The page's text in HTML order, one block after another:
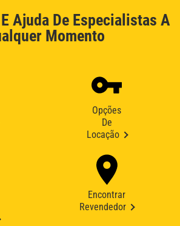
Ajuda De Especialistas A
Momento
Opções
De
Locação
Encontrar
Revendedor